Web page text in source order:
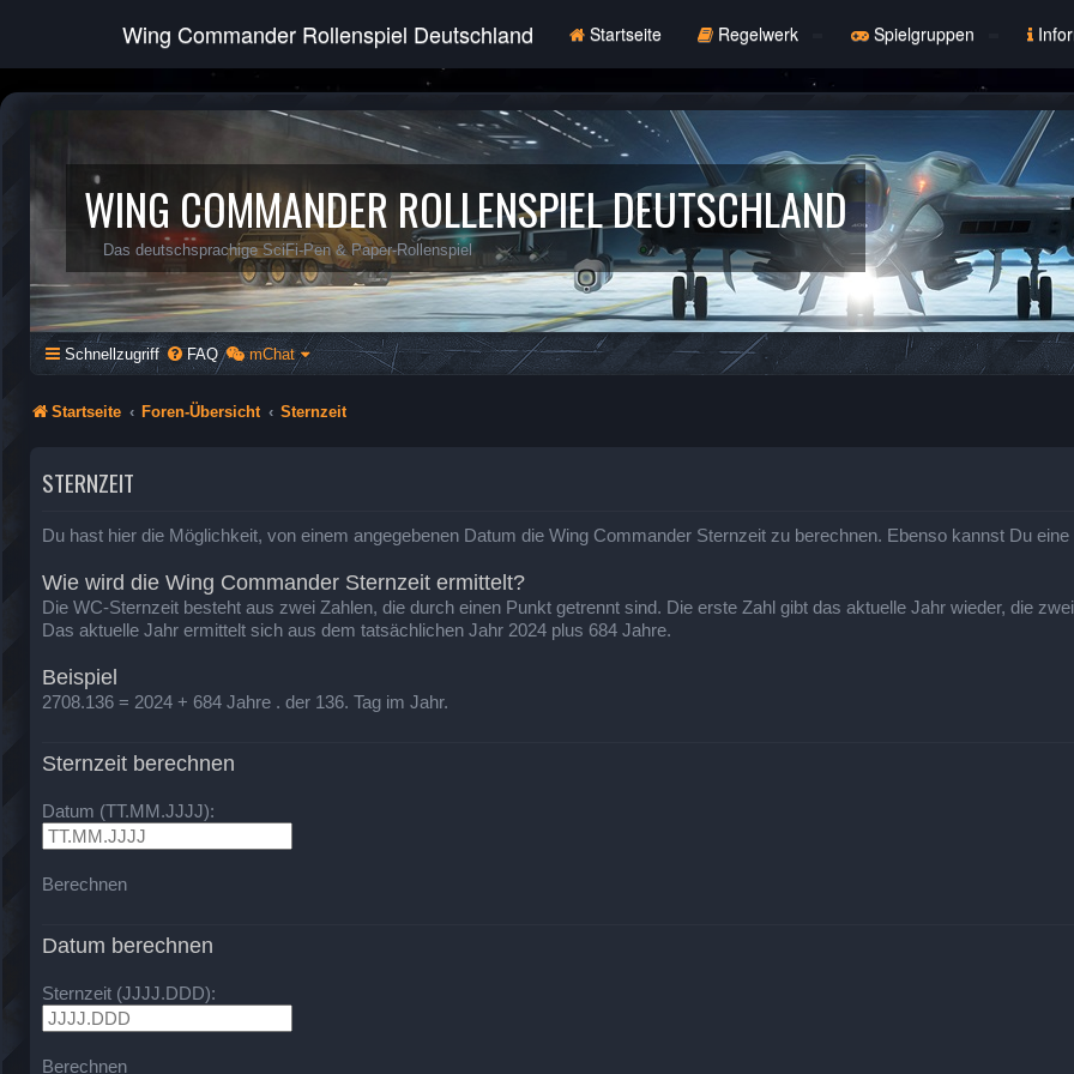
Wing Commander Rollenspiel Deutschland Startseite Regelwerk Spielgruppen
WING COMMANDER ROLLENSPIEL DEUTSCHLAND
Das deutschsprachige SciFi-Pen & Paper-Rollenspiel
Schnellzugriff FAQ mChat
Startseite Foren-Übersicht Sternzeit
STERNZEIT
Du hast hier die Möglichkeit, von einem angegebenen Datum die Wing Commander Sternzeit zu berechnen. Ebenso kannst Du
Wie wird die Wing Commander Sternzeit ermittelt?
Die WC-Sternzeit besteht aus zwei Zahlen, die durch einen Punkt getrennt sind. Die erste Zahl gibt das aktuelle Jahr wieder, die
Das aktuelle Jahr ermittelt sich aus dem tatsächlichen Jahr 2024 plus 684 Jahre.
Beispiel
2708.136 = 2024 + 684 Jahre . der 136. Tag im Jahr.
Sternzeit berechnen
Datum (TT.MM.JJJJ):
Berechnen
Datum berechnen
Sternzeit (JJJJ.DDD):
Berechnen